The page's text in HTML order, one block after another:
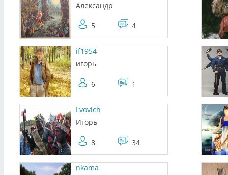
Александр
5 4
if1954
игорь
6 1
Lvovich
Игорь
8 34
nkama